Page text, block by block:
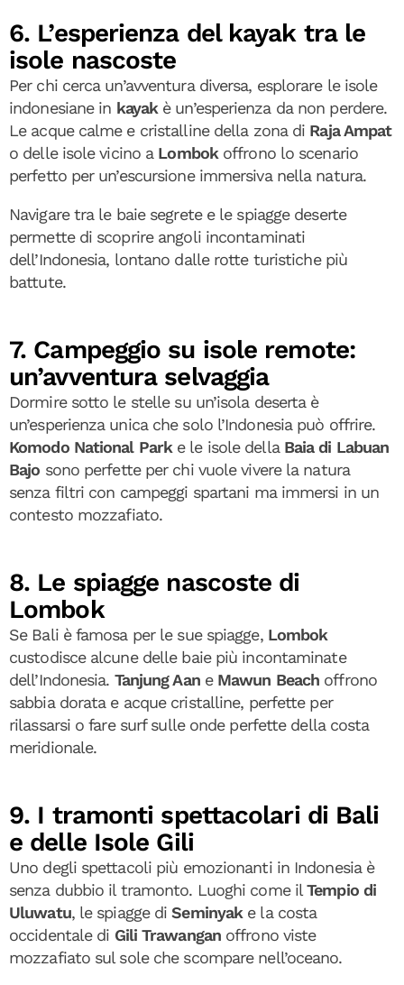
6. L’esperienza del kayak tra le
isole nascoste
Per chi cerca un’avventura diversa, esplorare le isole
indonesiane in kayak è un’esperienza da non perdere.
Le acque calme e cristalline della zona di Raja Ampat
o delle isole vicino a Lombokoffrono lo scenario
perfetto per un’escursione immersiva nella natura.
Navigare tra le baie segrete e le spiagge deserte
permette di scoprire angoli incontaminati
dell’Indonesia, lontano dalle rotte turistiche più
battute.
7. Campeggio su isole remote:
un’avventura selvaggia
Dormire sotto le stelle su un’isola deserta è
un’esperienza unica che solo l’Indonesia può offrire.
Komodo National Park e le isole della Baia di Labuan
Bajo sono perfette per chi vuole vivere la natura
senza filtri con campeggi spartani ma immersi in un
contesto mozzafiato.
8. Le spiagge nascoste di
Lombok
Se Bali è famosa per le sue spiagge, Lombok
custodisce alcune delle baie più incontaminate
dell’Indonesia. Tanjung Aane Mawun Beach offrono
sabbia dorata e acque cristalline, perfette per
rilassarsi o fare surf sulle onde perfette della costa
meridionale.
9. I tramonti spettacolari di Bali
e delle Isole Gili
Uno degli spettacoli più emozionanti in Indonesia è
senza dubbio il tramonto. Luoghi come ilTempio di
Uluwatu, le spiagge diSeminyak e la costa
occidentale di Gili Trawanganoffrono viste
mozzafiato sul sole che scompare nell’oceano.